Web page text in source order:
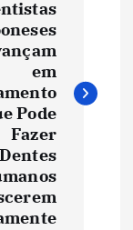
em
Pode
Fazer
Dentes